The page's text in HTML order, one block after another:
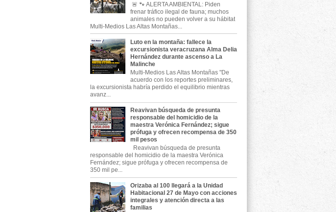
🚨 🐾 ALERTA AMBIENTAL: Piden
frenar tráfico ilegal de fauna; muchos
animales no pueden volver a su hábitat
Multi-Medios Las Altas Montañas...
Luto en la montaña: fallece la
excursionista veracruzana Alma Delia
Hernández durante ascenso a La
Malinche
Multi-Medios Las Altas Montañas "De
acuerdo con los reportes preliminares,
la excursionista habría perdido el equilibrio mientras
avanz...
Reavivan búsqueda de presunta
responsable del homicidio de la
maestra Verónica Fernández; sigue
prófuga y ofrecen recompensa de 350
mil pesos
Reavivan búsqueda de presunta
responsable del homicidio de la maestra Verónica
Fernández; sigue prófuga y ofrecen recompensa de
350 mil pe...
Orizaba al 100 llegará a la Unidad
Habitacional 27 de Mayo con acciones
integrales y atención directa a las
familias